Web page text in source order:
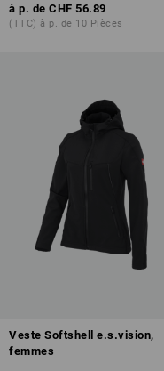
à p. de CHF 56.89
(TTC) à p. de 10 Pièces
Veste Softshell e.s.vision,
femmes